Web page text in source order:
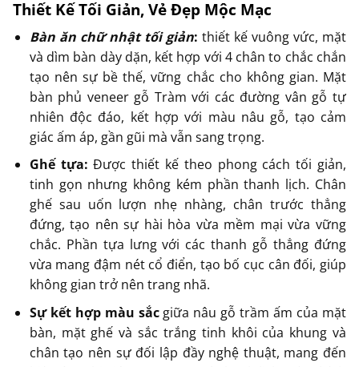
Thiết Kế Tối Giản, Vẻ Đẹp Mộc Mạc
Bàn ăn chữ nhật tối giản: thiết kế vuông vức, mặt
và dìm bàn dày dặn, kết hợp với 4 chân to chắc chắn
tạo nên sự bề thế, vững chắc cho không gian. Mặt
bàn phủ veneer gỗ Tràm với các đường vân gỗ tự
nhiên độc đáo, kết hợp với màu nâu gỗ, tạo cảm
giác ấm áp, gần gũi mà vẫn sang trọng.
Ghế tựa: Được thiết kế theo phong cách tối giản,
tinh gọn nhưng không kém phần thanh lịch. Chân
ghế sau uốn lượn nhẹ nhàng, chân trước thẳng
đứng, tạo nên sự hài hòa vừa mềm mại vừa vững
chắc. Phần tựa lưng với các thanh gỗ thẳng đứng
vừa mang đậm nét cổ điển, tạo bố cục cân đối, giúp
không gian trở nên trang nhã.
Sự kết hợp màu sắcgiữa nâu gỗ trầm ấm của mặt
bàn, mặt ghế và sắc trắng tinh khôi của khung và
chân tạo nên sự đối lập đầy nghệ thuật, mang đến